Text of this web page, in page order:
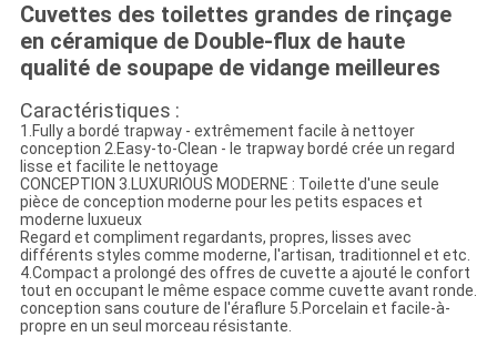
Cuvettes des toilettes grandes de rinçage
en céramique de Double-flux de haute
qualité de soupape de vidange meilleures
Caractéristiques :
1.Fully a bordé trapway - extrêmement facile à nettoyer
conception 2.Easy-to-Clean - le trapway bordé crée un regard
lisse et facilite le nettoyage
CONCEPTION 3.LUXURIOUS MODERNE : Toilette d'une seule
pièce de conception moderne pour les petits espaces et
moderne luxueux
Regard et compliment regardants, propres, lisses avec
différents styles comme moderne, l'artisan, traditionnel et etc.
4.Compact a prolongé des offres de cuvette a ajouté le confort
tout en occupant le même espace comme cuvette avant ronde.
conception sans couture de l'éraflure 5.Porcelain et facile-à-
propre en un seul morceau résistante.